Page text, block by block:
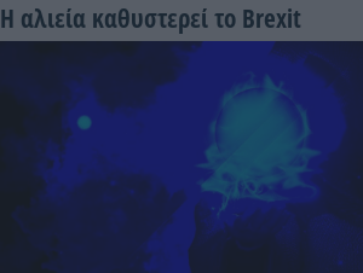
Η αλιεία καθυστερεί το Brexit